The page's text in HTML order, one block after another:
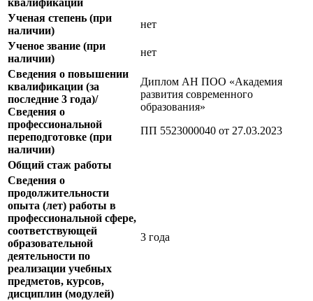
квалификации
Ученая степень (при
наличии)
нет
Ученое звание (при
наличии)
нет
Сведения о повышении
квалификации (за
последние 3 года)/
Сведения о
профессиональной
переподготовке (при
наличии)
Диплом АН ПОО «Академия
развития современного
образования»
ПП 5523000040 от 27.03.2023
Общий стаж работы
Сведения о
продолжительности
опыта (лет) работы в
профессиональной сфере,
соответствующей
образовательной
деятельности по
реализации учебных
предметов, курсов,
дисциплин (модулей)
3 года